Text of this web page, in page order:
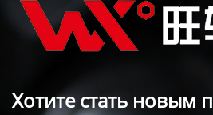
Хотите стать новым